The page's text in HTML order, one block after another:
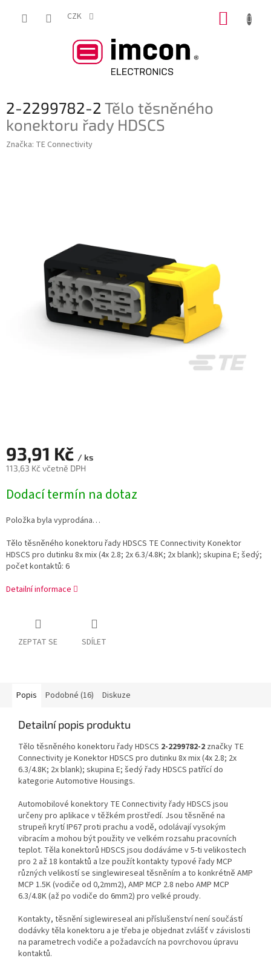
CZK
2-2299782-2Tělo těsněného
konektoru řady HDSCS
Značka: TE Connectivity
93,91 Kč / ks
113,63 Kč včetně DPH
cena:
Dodací termín na dotaz
Položka byla vyprodána…
Tělo těsněného konektoru řady HDSCS TE Connectivity Konektor
HDSCS pro dutinku 8x mix (4x 2.8; 2x 6.3/4.8K; 2x blank); skupina E; šedý;
počet kontaktů: 6
Detailní informace
ZEPTAT SE SDÍLET
Popis Podobné (16) Diskuze
Detailní popis produktu
Tělo těsněného konektoru řady HDSCS 2-2299782-2 značky TE
Connectivity je Konektor HDSCS pro dutinku 8x mix (4x 2.8; 2x
6.3/4.8K; 2x blank); skupina E; šedý řady HDSCS patřící do
kategorie Automotive Housings.
Automobilové konektory TE Connectivity řady HDSCS jsou
určeny pro aplikace v těžkém prostředí. Jsou těsněné na
strupeň krytí IP67 proti prachu a vodě, odolávají vysokým
vibracím a mohou být použity ve velkém rozsahu pracovních
teplot. Těla konektorů HDSCS jsou dodáváme v 5-ti velikostech
pro 2 až 18 kontaktů a lze použít kontakty typové řady MCP
různých velikostí se singlewireseal těsněním a to konkrétně AMP
MCP 1.5K (vodiče od 0,2mm2), AMP MCP 2.8 nebo AMP MCP
6.3/4.8K (až po vodiče do 6mm2) pro velké proudy.
Kontakty, těsnění siglewireseal ani příslušenství není součástí
dodávky těla konektoru a je třeba je objednat zvlášť v závislosti
na parametrech vodiče a požadavcích na povrchovou úpravu
kontaktů.